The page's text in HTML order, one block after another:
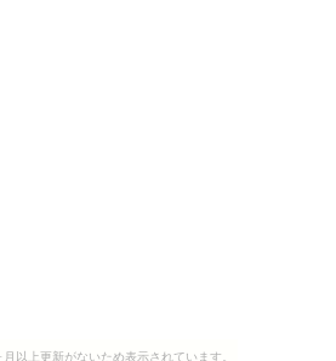
以上更新がないため表示されています。